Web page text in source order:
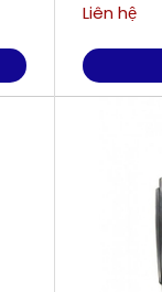
Liên hệ